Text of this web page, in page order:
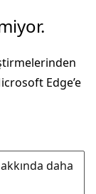
Edge’e
daha